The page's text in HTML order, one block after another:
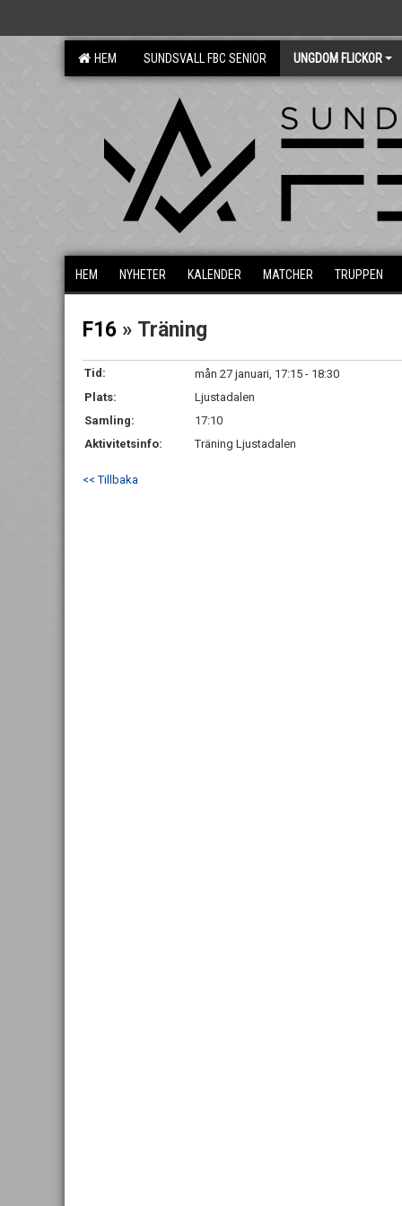
HEM SUNDSVALL FBC SENIOR UNGDOM FLICKOR
HEM NYHETER KALENDER MATCHER TRUPPEN
F16 » Träning
Tid:
mån 27 januari, 17:15 - 18:30
Plats:
Ljustadalen
Samling:
17:10
Aktivitetsinfo:
Träning Ljustadalen
<< Tillbaka